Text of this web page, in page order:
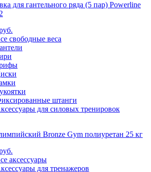
для гантельного ряда (5 пар) Powerline
свободные веса
штанги
для силовых тренировок
Bronze Gym полиуретан 25 кг
аксессуары
для тренажеров